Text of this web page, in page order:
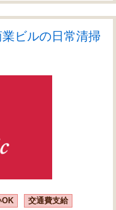
ビルの日常清掃
OK 交通費支給